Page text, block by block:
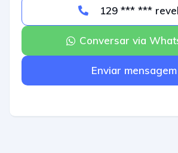
129 *** ***
Conversar via
Enviar mensagem